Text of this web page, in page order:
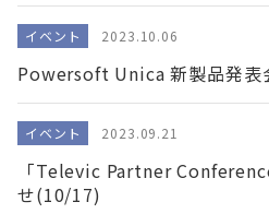
イベント 2023.10.06
Powersoft Unica 新製品発表
イベント 2023.09.21
「Televic Partner
せ(10/17)